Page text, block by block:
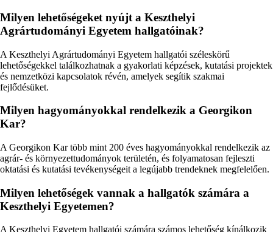
Milyen lehetőségeket nyújt a Keszthelyi
Agrártudományi Egyetem hallgatóinak?
A Keszthelyi Agrártudományi Egyetem hallgatói széleskörű
lehetőségekkel találkozhatnak a gyakorlati képzések, kutatási projektek
és nemzetközi kapcsolatok révén, amelyek segítik szakmai
fejlődésüket.
Milyen hagyományokkal rendelkezik a Georgikon
Kar?
A Georgikon Kar több mint 200 éves hagyományokkal rendelkezik az
agrár- és környezettudományok területén, és folyamatosan fejleszti
oktatási és kutatási tevékenységeit a legújabb trendeknek megfelelően.
Milyen lehetőségek vannak a hallgatók számára a
Keszthelyi Egyetemen?
A Keszthelyi Egyetem hallgatói számára számos lehetőség kínálkozik